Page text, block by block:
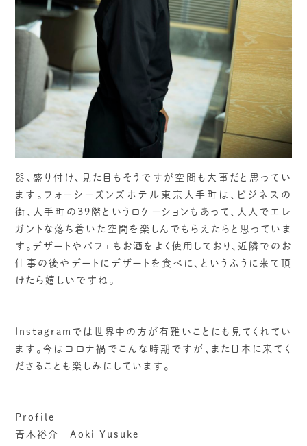
器、盛り付け、見た目もそうですが空間も大事だと思ってい
ます。フォーシーズンズホテル東京大手町は、ビジネスの
街、大手町の39階というロケーションもあって、大人でエレ
ガントな落ち着いた空間を楽しんでもらえたらと思っていま
す。デザートやパフェもお酒をよく使用しており、近隣でのお
仕事の後やデートにデザートを食べに、というふうに来て頂
けたら嬉しいですね。
Instagramでは世界中の方が有難いことにも見てくれてい
ます。今はコロナ禍でこんな時期ですが、また日本に来てく
ださることも楽しみにしています。
Profile
青木裕介 Aoki Yusuke